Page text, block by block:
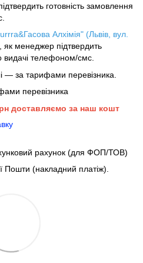
готовність замовлення
Алхімія" (Львів, вул.
як менеджер підтвердить
видачі телефоном/смс.
— за тарифами перевізника.
перевізника
доставляємо за наш кошт
рахунок (для ФОП/ТОВ)
Пошти (накладний платіж).